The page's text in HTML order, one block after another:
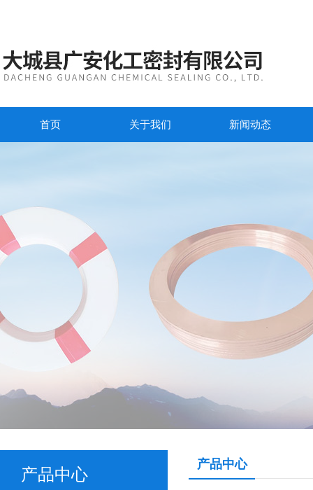
首页 关于我们 新闻动态
产品中心
产品中心